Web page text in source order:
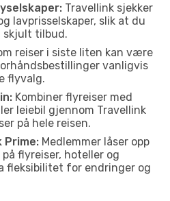
Travellink sjekker
lavprisselskaper, slik at du
skjult tilbud.
reiser i siste liten kan være
vanligvis
flyvalg.
Kombiner flyreiser med
leiebil gjennom Travellink
på hele reisen.
Prime: Medlemmer låser opp
flyreiser, hoteller og
fleksibilitet for endringer og